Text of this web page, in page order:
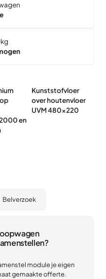
kg
en
Kunststofvloer
over houtenvloer
UVM 480x220
Belverzoek
module je eigen
gemaakte offerte.